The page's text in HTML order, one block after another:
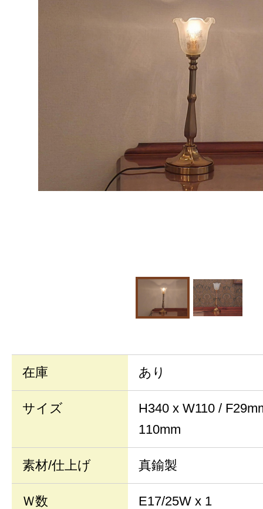
在庫 あり
サイズ
H340 x W110 /
110mm
素材/仕上げ 真鍮製
Ｗ数 E17/25W x 1